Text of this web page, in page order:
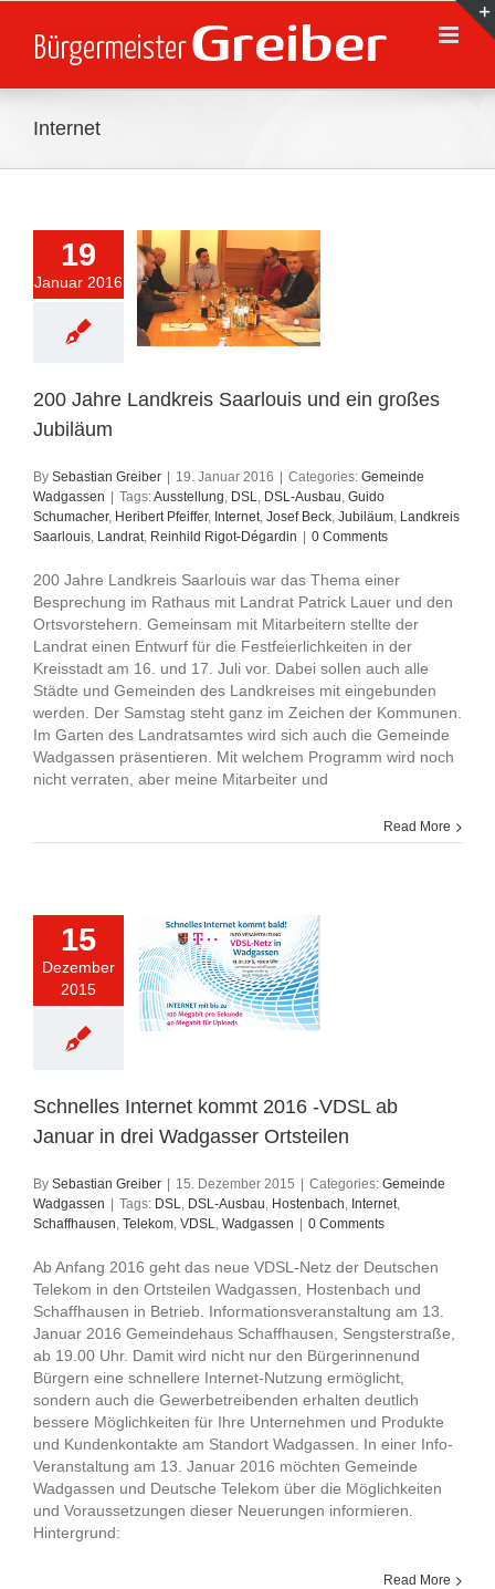
content
Internet
19
Januar 2016
200 Jahre Landkreis Saarlouis und ein großes
Jubiläum
By Sebastian Greiber 19. Januar 2016 Categories: Gemeinde
Wadgassen
Tags:Ausstellung, DSL, DSL-Ausbau, Guido
Schumacher, Heribert Pfeiffer, Internet, Josef Beck, Jubiläum, Landkreis
Saarlouis, Landrat, Reinhild Rigot-Dégardin 0 Comments
200 Jahre Landkreis Saarlouis war das Thema einer
Besprechung im Rathaus mit Landrat Patrick Lauer und den
Ortsvorstehern. Gemeinsam mit Mitarbeitern stellte der
Landrat einen Entwurf für die Festfeierlichkeiten in der
Kreisstadt am 16. und 17. Juli vor. Dabei sollen auch alle
Städte und Gemeinden des Landkreises mit eingebunden
werden. Der Samstag steht ganz im Zeichen der Kommunen.
Im Garten des Landratsamtes wird sich auch die Gemeinde
Wadgassen präsentieren. Mit welchem Programm wird noch
nicht verraten, aber meine Mitarbeiter und
Read More
15
Dezember
2015
Schnelles Internet kommt 2016 -VDSL ab
Januar in drei Wadgasser Ortsteilen
By Sebastian Greiber 15. Dezember 2015 Categories: Gemeinde
Wadgassen
Tags: DSL, DSL-Ausbau, Hostenbach, Internet,
Schaffhausen, Telekom, VDSL, Wadgassen 0 Comments
Ab Anfang 2016 geht das neue VDSL-Netz der Deutschen
Telekom in den Ortsteilen Wadgassen, Hostenbach und
Schaffhausen in Betrieb. Informationsveranstaltung am 13.
Januar 2016 Gemeindehaus Schaffhausen, Sengsterstraße,
ab 19.00 Uhr. Damit wird nicht nur den Bürgerinnenund
Bürgern eine schnellere Internet-Nutzung ermöglicht,
sondern auch die Gewerbetreibenden erhalten deutlich
bessere Möglichkeiten für Ihre Unternehmen und Produkte
und Kundenkontakte am Standort Wadgassen. In einer Info-
Veranstaltung am 13. Januar 2016 möchten Gemeinde
Wadgassen und Deutsche Telekom über die Möglichkeiten
und Voraussetzungen dieser Neuerungen informieren.
Hintergrund:
Read More